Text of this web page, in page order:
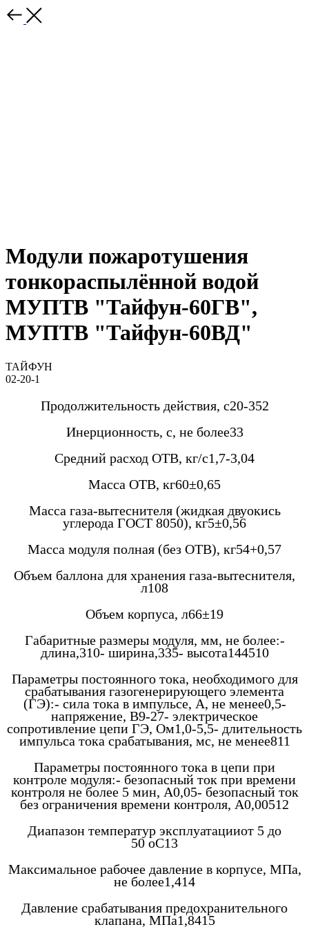
Модули пожаротушения
тонкораспылённой водой
МУПТВ "Тайфун-60ГВ",
МУПТВ "Тайфун-60ВД"
ТАЙФУН
02-20-1
Продолжительность действия, с20-352
Инерционность, с, не более33
Средний расход ОТВ, кг/с1,7-3,04
Масса ОТВ, кг60±0,65
Масса газа-вытеснителя (жидкая двуокись
углерода ГОСТ 8050), кг5±0,56
Масса модуля полная (без ОТВ), кг54+0,57
Объем баллона для хранения газа-вытеснителя,
л108
Объем корпуса, л66±19
Габаритные размеры модуля, мм, не более:-
длина,310- ширина,335- высота144510
Параметры постоянного тока, необходимого для
срабатывания газогенерирующего элемента
(ГЭ):- сила тока в импульсе, А, не менее0,5-
напряжение, В9-27- электрическое
сопротивление цепи ГЭ, Ом1,0-5,5- длительность
импульса тока срабатывания, мс, не менее811
Параметры постоянного тока в цепи при
контроле модуля:- безопасный ток при времени
контроля не более 5 мин, А0,05- безопасный ток
без ограничения времени контроля, А0,00512
Диапазон температур эксплуатацииот 5 до
50 оС13
Максимальное рабочее давление в корпусе, МПа,
не более1,414
Давление срабатывания предохранительного
клапана, МПа1,8415